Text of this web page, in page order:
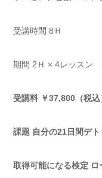
受講時間 8Ｈ
期間 2Ｈ × 4レッスン
受講料 ￥37,800（税込
課題 自分の21日間デ
取得可能になる検定